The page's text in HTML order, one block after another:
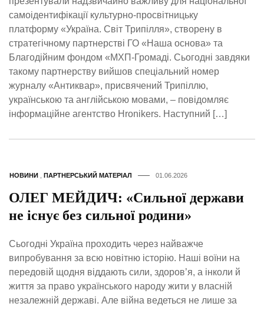
самоідентифікації культурно-просвітницьку
платформу «Україна. Світ Трипілля», створену в
стратегічному партнерстві ГО «Наша основа» та
Благодійним фондом «МХП-Громаді. Сьогодні завдяки
такому партнерству вийшов спеціальний номер
журналу «Антиквар», присвячений Трипіллю,
українською та англійською мовами, – повідомляє
інформаційне агентство Hronikers. Наступний […]
НОВИНИ ПАРТНЕРСЬКИЙ МАТЕРІАЛ 01.06.2026
ОЛЕГ МЕЙДИЧ: «Сильної держави
не існує без сильної родини»
Сьогодні Україна проходить через найважче
випробування за всю новітню історію. Наші воїни на
передовій щодня віддають сили, здоров’я, а інколи й
життя за право українського народу жити у власній
незалежній державі. Але війна ведеться не лише за